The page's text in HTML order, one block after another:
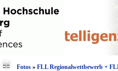
Fotos» FLL Regionalwettbewerb +